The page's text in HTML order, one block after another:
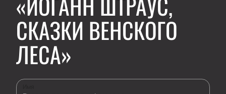
СКАЗКИ ВЕНСКОГО
ЛЕСА»